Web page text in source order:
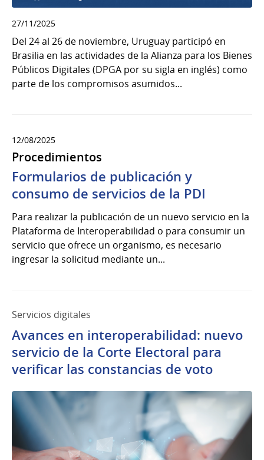
27/11/2025
Del 24 al 26 de noviembre, Uruguay participó en
Brasilia en las actividades de la Alianza para los Bienes
Públicos Digitales (DPGA por su sigla en inglés) como
parte de los compromisos asumidos...
12/08/2025
Procedimientos
Formularios de publicación y
consumo de servicios de la PDI
Para realizar la publicación de un nuevo servicio en la
Plataforma de Interoperabilidad o para consumir un
servicio que ofrece un organismo, es necesario
ingresar la solicitud mediante un...
Servicios digitales
Avances en interoperabilidad: nuevo
servicio de la Corte Electoral para
verificar las constancias de voto